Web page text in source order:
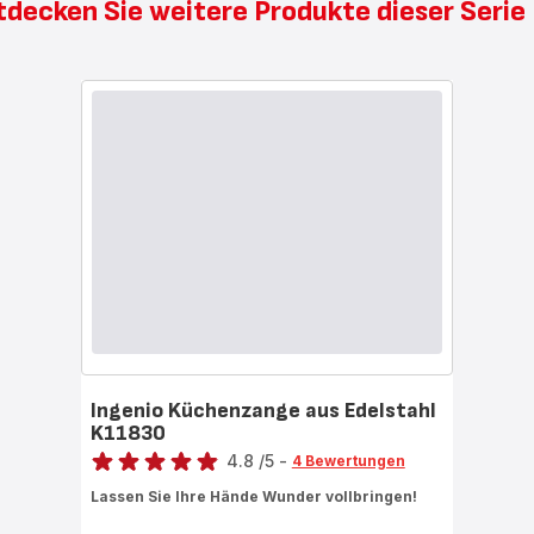
Sie weitere Produkte dieser
Ingenio Küchenzange aus Edelstahl
K11830
Bewertung
4.8 /5 - 4 Bewertungen
Lassen Sie Ihre Hände Wunder vollbringen!